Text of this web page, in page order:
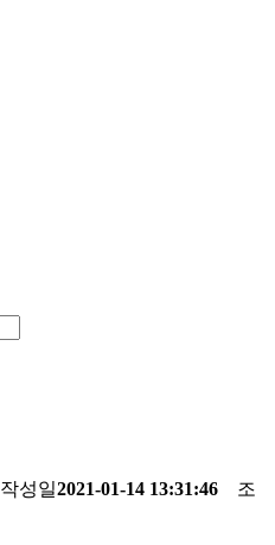
작성일2021-01-14 13:31:46 조